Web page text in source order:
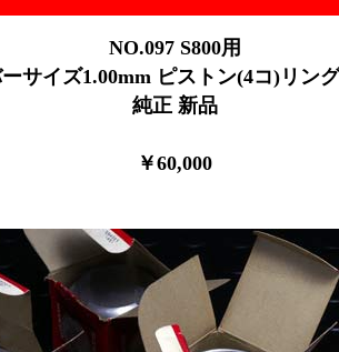
NO.097S800用
サイズ1.00mm ピストン(4コ)リン
純正 新品
￥60,000